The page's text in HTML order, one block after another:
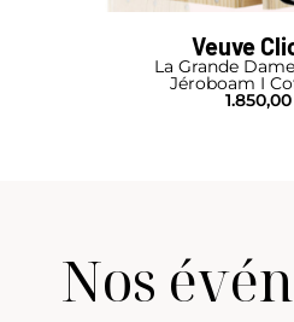
Veuve
La Grande
Jéroboam I
1.850,00
Nos